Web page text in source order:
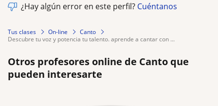
¿Hay algún error en este perfil? Cuéntanos
Tus clases On-line
Canto
descubre tu voz y potencia tu talento. aprende a cantar con ...
Otros profesores online de Canto que
pueden interesarte